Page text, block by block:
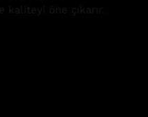
öne çıkarır.